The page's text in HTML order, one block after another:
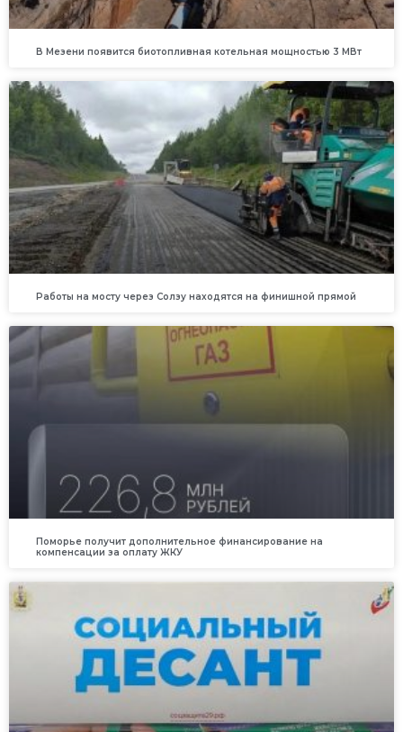
В Мезени появится биотопливная котельная мощностью 3 МВт
Работы на мосту через Солзу находятся на финишной прямой
Поморье получит дополнительное финансирование на
компенсации за оплату ЖКУ